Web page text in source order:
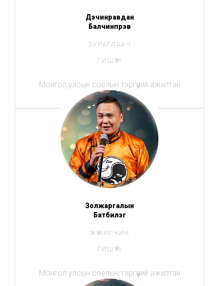
Дэчинравдан
Балчинпүрэв
ЗУРАГЛААЧ
ГИШҮҮН
Монгол улсын соёлын тэргүүний ажилтан
Золжаргалын
Батбилэг
ЖҮЖИГЧИН
ГИШҮҮН
Монгол улсын соёлын тэргүүний ажилтан